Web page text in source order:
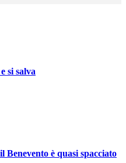
si salva
Benevento è quasi spacciato